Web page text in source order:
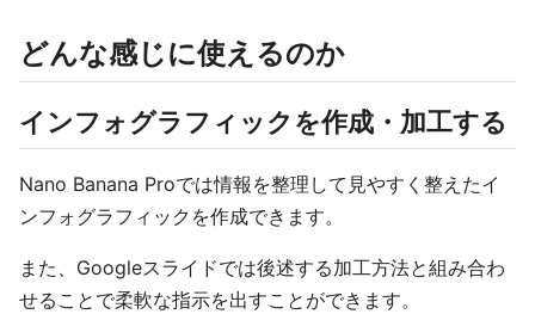
どんな感じに使えるのか
インフォグラフィックを作成・加工する
Nano Banana Proでは情報を整理して見やすく整えたイ
ンフォグラフィックを作成できます。
また、Googleスライドでは後述する加工方法と組み合わ
せることで柔軟な指示を出すことができます。